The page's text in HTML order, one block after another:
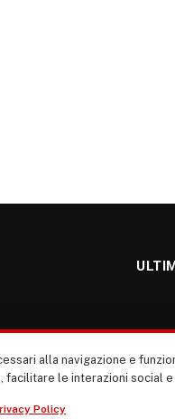
giornale
dei giornali
alla navigazione e
facilitare le interazioni social
Policy